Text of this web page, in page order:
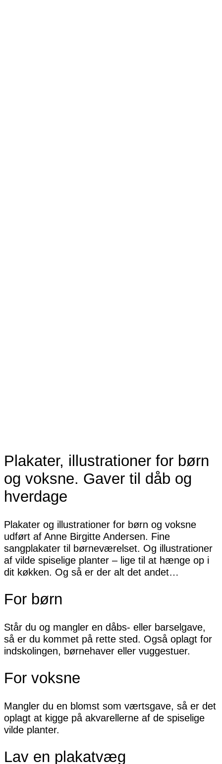
Plakater, illustrationer for børn
og voksne. Gaver til dåb og
hverdage
Plakater og illustrationer for børn og voksne
udført af Anne Birgitte Andersen. Fine
sangplakater til børneværelset. Og illustrationer
af vilde spiselige planter – lige til at hænge op i
dit køkken. Og så er der alt det andet…
For børn
Står du og mangler en dåbs- eller barselgave,
så er du kommet på rette sted. Også oplagt for
indskolingen, børnehaver eller vuggestuer.
For voksne
Mangler du en blomst som værtsgave, så er det
oplagt at kigge på akvarellerne af de spiselige
vilde planter.
Lav en plakatvæg